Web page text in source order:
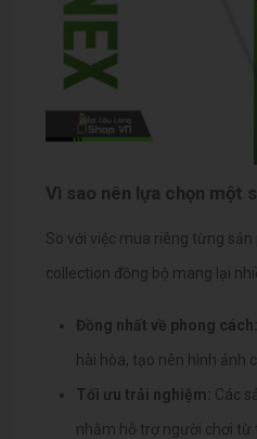
Vì sao nên lựa chọn một
So với việc mua riêng từng
collection đồng bộ mang lại
Đồng nhất về phong cách:
hài hòa, tạo nên hình ảnh
Tối ưu trải nghiệm: Các
nhằm hỗ trợ người chơi từ